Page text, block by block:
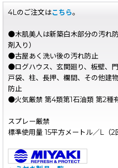
4Lのご注文はこちら。
●木肌美人は新築白木部分の汚れ
剤入り）
●古屋あく洗い後の汚れ防止
●ログハウス、玄関廻り、板壁、
戸袋、柱、長押、欄間、その他建
防止
●火気厳禁 第4類第1石油類 第2種
スプレー厳禁
標準使用量 15平方メートル／L（2